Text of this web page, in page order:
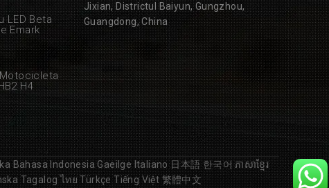
LED Beta
Emark
H4
Jixian, Districtul Baiyun, Gungzhou,
Guangdong, China
Bahasa Indonesia Gaeilge Italiano 日本語 한국어 ភាសាខ្មែរ
Tagalog ไทย Türkçe Tiếng Việt 繁體中文